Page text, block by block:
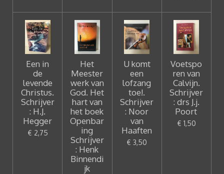
Een in
de
levende
Christus.
Schrijver
: H.J.
Hegger
€ 2,75
Het
Meester
werk van
God. Het
hart van
het boek
Openbar
ing
Schrijver
: Henk
Binnendi
jk
U komt
een
lofzang
toe!.
Schrijver
: Noor
van
Haaften
€ 3,50
Voetspo
ren van
Calvijn.
Schrijver
: drs J.j.
Poort
€ 1,50